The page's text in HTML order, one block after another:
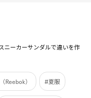
ニーカーサンダルで違いを作
Reebok） #夏服